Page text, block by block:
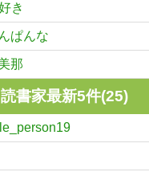
き
ぱんな
那
書家最新5件(25)